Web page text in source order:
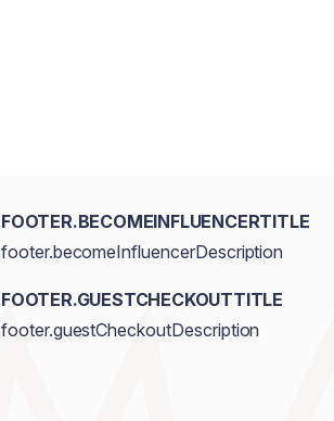
FOOTER.BECOMEINFLUENCERTITLE
footer.becomeInfluencerDescription
FOOTER.GUESTCHECKOUTTITLE
footer.guestCheckoutDescription